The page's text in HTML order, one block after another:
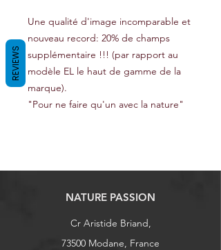
Une qualité d'image incomparable et
nouveau record: 20% de champs
supplémentaire !!! (par rapport au
modèle EL le haut de gamme de la
marque).
"Pour ne faire qu'un avec la nature"
NATURE PASSION
Cr Aristide Briand,
73500 Modane, France
REVIEWS